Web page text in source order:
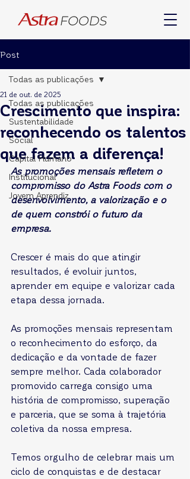
Post
Todas as publicações
Sustentabilidade
Social
Capital Humano
Institucional
Jovem Aprendiz
Todas as publicações
Crescimento que inspira:
reconhecendo os talentos
que fazem a diferença!
21 de out. de 2025
As promoções mensais refletem o
compromisso do Astra Foods com o
desenvolvimento, a valorização e o
de quem constrói o futuro da
empresa.
Crescer é mais do que atingir
resultados, é evoluir juntos,
aprender em equipe e valorizar cada
etapa dessa jornada.
As promoções mensais representam
o reconhecimento do esforço, da
dedicação e da vontade de fazer
sempre melhor. Cada colaborador
promovido carrega consigo uma
história de compromisso, superação
e parceria, que se soma à trajetória
coletiva da nossa empresa.
Temos orgulho de celebrar mais um
ciclo de conquistas e de destacar